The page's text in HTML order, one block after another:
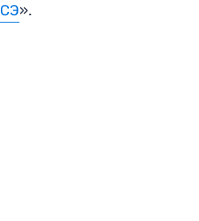
СЭ».